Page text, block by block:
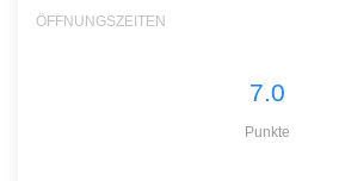
ÖFFNUNGSZEITEN
7.0
Punkte